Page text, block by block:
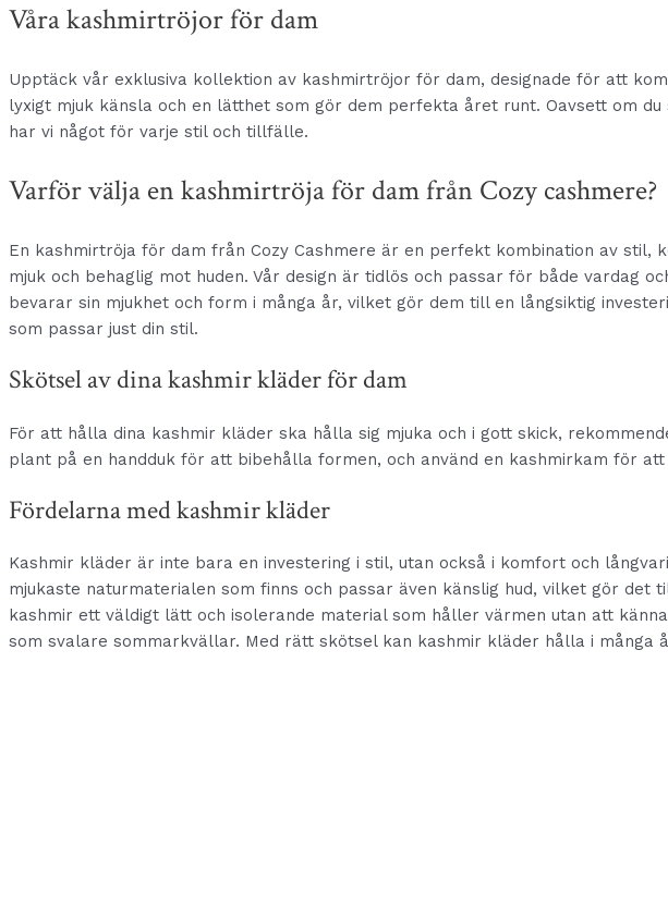
Våra kashmirtröjor för dam
Upptäck vår exklusiva kollektion av kashmirtröjor för dam, designade för att
lyxigt mjuk känsla och en lätthet som gör dem perfekta året runt. Oavsett om
har vi något för varje stil och tillfälle.
Varför välja en kashmirtröja för dam från Cozy cashmere?
En kashmirtröja för dam från Cozy Cashmere är en perfekt kombination av
mjuk och behaglig mot huden. Vår design är tidlös och passar för både vardag
bevarar sin mjukhet och form i många år, vilket gör dem till en långsiktig
som passar just din stil.
Skötsel av dina kashmir kläder för dam
För att hålla dina kashmir kläder ska hålla sig mjuka och i gott skick,
plant på en handduk för att bibehålla formen, och använd en kashmirkam för
Fördelarna med kashmir kläder
Kashmir kläder är inte bara en investering i stil, utan också i komfort och
mjukaste naturmaterialen som finns och passar även känslig hud, vilket gör
kashmir ett väldigt lätt och isolerande material som håller värmen utan att
som svalare sommarkvällar. Med rätt skötsel kan kashmir kläder hålla i